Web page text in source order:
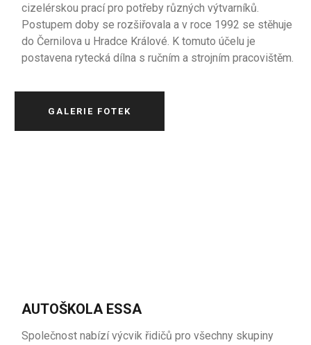
cizelérskou prací pro potřeby různých výtvarníků.
Postupem doby se rozšiřovala a v roce 1992 se stěhuje
do Černilova u Hradce Králové. K tomuto účelu je
postavena rytecká dílna s ručním a strojním pracovištěm.
GALERIE FOTEK
AUTOŠKOLA ESSA
Společnost nabízí výcvik řidičů pro všechny skupiny